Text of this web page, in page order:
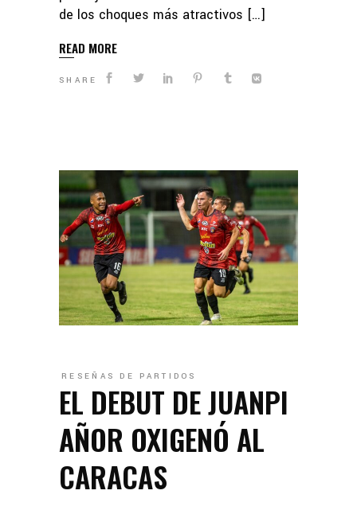
de los choques más atractivos […]
READ MORE
SHARE
RESEÑAS DE PARTIDOS
EL DEBUT DE JUANPI
AÑOR OXIGENÓ AL
CARACAS